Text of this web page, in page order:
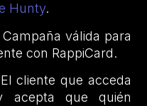
Hunty.
Campaña válida para
con RappiCard.
cliente que acceda
acepta que quién